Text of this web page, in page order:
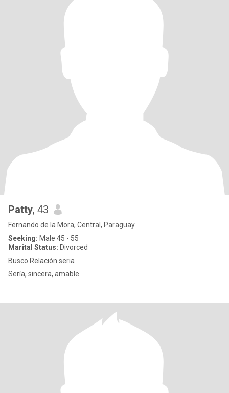
Patty, 43
Fernando de la Mora, Central, Paraguay
Seeking: Male 45 - 55
Marital Status: Divorced
Busco Relación seria
Sería, sincera, amable